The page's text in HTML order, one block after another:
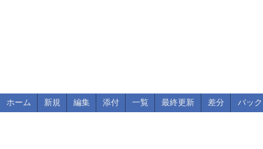
ホーム 新規 編集 添付 一覧 最終更新 差分 バッ